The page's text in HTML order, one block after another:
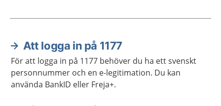
Aktuella artiklar
Att logga in på 1177
För att logga in på 1177 behöver du ha ett svenskt
personnummer och en e-legitimation. Du kan
använda BankID eller Freja+.